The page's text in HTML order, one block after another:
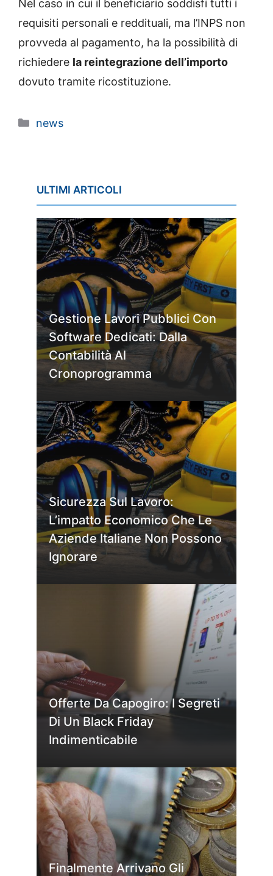
Nel caso in cui il beneficiario soddisfi tutti i
requisiti personali e reddituali, ma l’INPS non
provveda al pagamento, ha la possibilità di
richiedere la reintegrazione dell’importo
dovuto tramite ricostituzione.
Categorie
news
ULTIMI ARTICOLI
Gestione Lavori Pubblici Con
Software Dedicati: Dalla
Contabilità Al
Cronoprogramma
Sicurezza Sul Lavoro:
L’impatto Economico Che Le
Aziende Italiane Non Possono
Ignorare
Offerte Da Capogiro: I Segreti
Di Un Black Friday
Indimenticabile
Finalmente Arrivano Gli